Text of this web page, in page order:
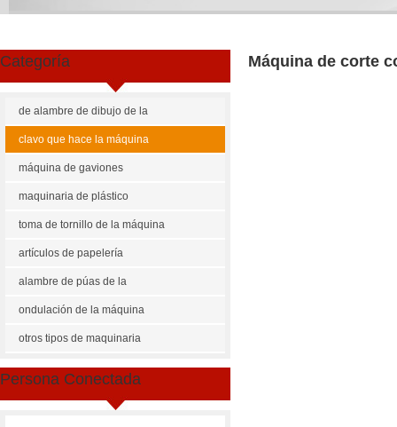
Categoría
de alambre de dibujo de la
máquina
clavo que hace la máquina
máquina de gaviones
maquinaria de plástico
toma de tornillo de la máquina
artículos de papelería
maquinaria
alambre de púas de la
máquina
ondulación de la máquina
otros tipos de maquinaria
Persona Conectada
Máquina de corte